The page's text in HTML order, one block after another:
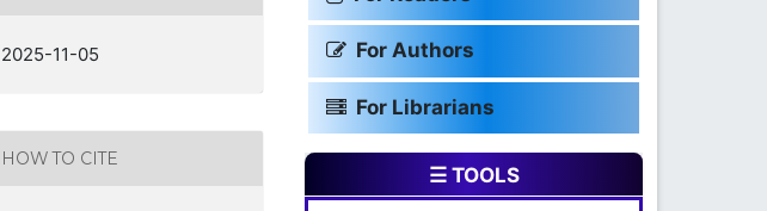
2025-11-05
HOW TO CITE
For Authors
For Librarians
☰ TOOLS